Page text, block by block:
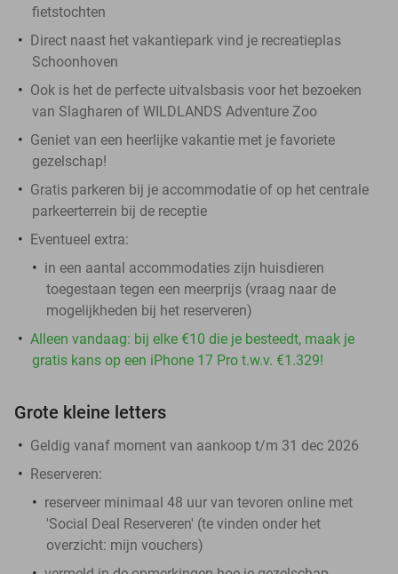
fietstochten
Direct naast het vakantiepark vind je recreatieplas
Schoonhoven
Ook is het de perfecte uitvalsbasis voor het bezoeken
van Slagharen of WILDLANDS Adventure Zoo
Geniet van een heerlijke vakantie met je favoriete
gezelschap!
Gratis parkeren bij je accommodatie of op het centrale
parkeerterrein bij de receptie
Eventueel extra:
in een aantal accommodaties zijn huisdieren
toegestaan tegen een meerprijs (vraag naar de
mogelijkheden bij het reserveren)
Alleen vandaag: bij elke €10 die je besteedt, maak je
gratis kans op een iPhone 17 Pro t.w.v. €1.329!
Grote kleine letters
Geldig vanaf moment van aankoop t/m 31 dec 2026
Reserveren:
reserveer minimaal 48 uur van tevoren online met
'Social Deal Reserveren' (te vinden onder het
overzicht: mijn vouchers)